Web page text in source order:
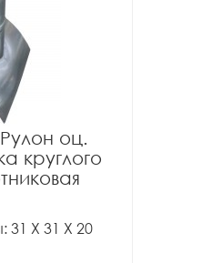
оц.
круглого
X 31 X 20